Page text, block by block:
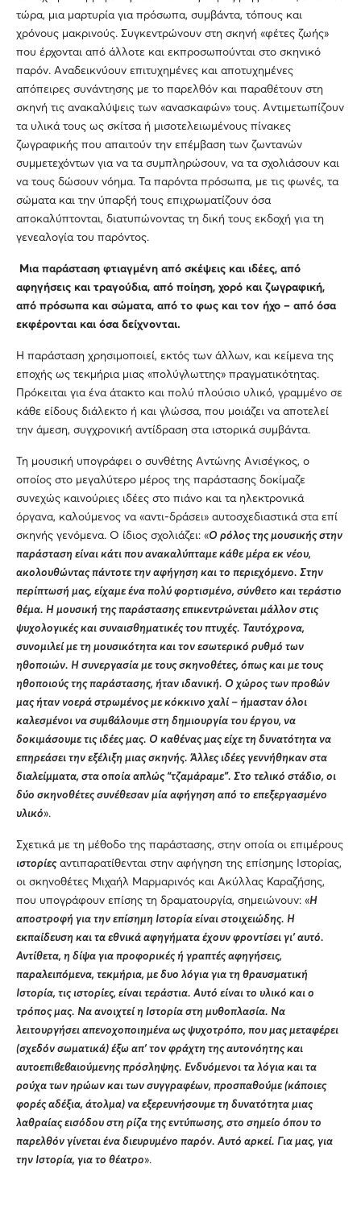
τώρα, μια μαρτυρία για πρόσωπα, συμβάντα, τόπους και
χρόνους μακρινούς. Συγκεντρώνουν στη σκηνή «φέτες ζωής»
που έρχονται από άλλοτε και εκπροσωπούνται στο σκηνικό
παρόν. Αναδεικνύουν επιτυχημένες και αποτυχημένες
απόπειρες συνάντησης με το παρελθόν και παραθέτουν στη
σκηνή τις ανακαλύψεις των «ανασκαφών» τους. Αντιμετωπίζουν
τα υλικά τους ως σκίτσα ή μισοτελειωμένους πίνακες
ζωγραφικής που απαιτούν την επέμβαση των ζωντανών
συμμετεχόντων για να τα συμπληρώσουν, να τα σχολιάσουν και
να τους δώσουν νόημα. Τα παρόντα πρόσωπα, με τις φωνές, τα
σώματα και την ύπαρξή τους επιχρωματίζουν όσα
αποκαλύπτονται, διατυπώνοντας τη δική τους εκδοχή για τη
γενεαλογία του παρόντος.
Μια παράσταση φτιαγμένη από σκέψεις και ιδέες, από
αφηγήσεις και τραγούδια, από ποίηση, χορό και ζωγραφική,
από πρόσωπα και σώματα, από το φως και τον ήχο – από όσα
εκφέρονται και όσα δείχνονται.
Η παράσταση χρησιμοποιεί, εκτός των άλλων, και κείμενα της
εποχής ως τεκμήρια μιας «πολύγλωττης» πραγματικότητας.
Πρόκειται για ένα άτακτο και πολύ πλούσιο υλικό, γραμμένο σε
κάθε είδους διάλεκτο ή και γλώσσα, που μοιάζει να αποτελεί
την άμεση, συγχρονική αντίδραση στα ιστορικά συμβάντα.
Τη μουσική υπογράφει ο συνθέτης Αντώνης Ανισέγκος, ο
οποίος στο μεγαλύτερο μέρος της παράστασης δοκίμαζε
συνεχώς καινούριες ιδέες στο πιάνο και τα ηλεκτρονικά
όργανα, καλούμενος να «αντι-δράσει» αυτοσχεδιαστικά στα επί
σκηνής γενόμενα. Ο ίδιος σχολιάζει: «Ο ρόλος της μουσικής στην
παράσταση είναι κάτι που ανακαλύπταμε κάθε μέρα εκ νέου,
ακολουθώντας πάντοτε την αφήγηση και το περιεχόμενο. Στην
περίπτωσή μας, είχαμε ένα πολύ φορτισμένο, σύνθετο και τεράστιο
θέμα. Η μουσική της παράστασης επικεντρώνεται μάλλον στις
ψυχολογικές και συναισθηματικές του πτυχές. Ταυτόχρονα,
συνομιλεί με τη μουσικότητα και τον εσωτερικό ρυθμό των
ηθοποιών. Η συνεργασία με τους σκηνοθέτες, όπως και με τους
ηθοποιούς της παράστασης, ήταν ιδανική. Ο χώρος των προβών
μας ήταν νοερά στρωμένος με κόκκινο χαλί – ήμασταν όλοι
καλεσμένοι να συμβάλουμε στη δημιουργία του έργου, να
δοκιμάσουμε τις ιδέες μας. Ο καθένας μας είχε τη δυνατότητα να
επηρεάσει την εξέλιξη μιας σκηνής. Άλλες ιδέες γεννήθηκαν στα
διαλείμματα, στα οποία απλώς “τζαμάραμε”. Στο τελικό στάδιο, οι
δύο σκηνοθέτες συνέθεσαν μία αφήγηση από το επεξεργασμένο
υλικό».
Σχετικά με τη μέθοδο της παράστασης, στην οποία οι επιμέρους
ιστορίεςαντιπαρατίθενται στην αφήγηση της επίσημης Ιστορίας,
οι σκηνοθέτες Μιχαήλ Μαρμαρινός και Ακύλλας Καραζήσης,
που υπογράφουν επίσης τη δραματουργία, σημειώνουν: «Η
αποστροφή για την επίσημη Ιστορία είναι στοιχειώδης. Η
εκπαίδευση και τα εθνικά αφηγήματα έχουν φροντίσει γι’ αυτό.
Αντίθετα, η δίψα για προφορικές ή γραπτές αφηγήσεις,
παραλειπόμενα, τεκμήρια, με δυο λόγια για τη θραυσματική
Ιστορία, τις ιστορίες, είναι τεράστια. Αυτό είναι το υλικό και ο
τρόπος μας. Να ανοιχτεί η Ιστορία στη μυθοπλασία. Να
λειτουργήσει απενοχοποιημένα ως ψυχοτρόπο, που μας μεταφέρει
(σχεδόν σωματικά) έξω απ’ τον φράχτη της αυτονόητης και
αυτοεπιβεβαιούμενης πρόσληψης. Ενδυόμενοι τα λόγια και τα
ρούχα των ηρώων και των συγγραφέων, προσπαθούμε (κάποιες
φορές αδέξια, άτολμα) να εξερευνήσουμε τη δυνατότητα μιας
λαθραίας εισόδου στη ρίζα της εντύπωσης, στο σημείο όπου το
παρελθόν γίνεται ένα διευρυμένο παρόν. Αυτό αρκεί. Για μας, για
την Ιστορία, για το θέατρο».